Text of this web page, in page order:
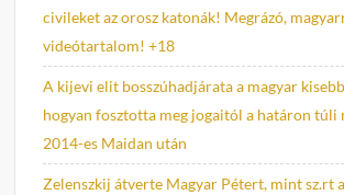
civileket az orosz katonák! Megrázó,
videótartalom! +18
A kijevi elit bosszúhadjárata a magyar
hogyan fosztotta meg jogaitól a határon túli
2014-es Maidan után
Zelenszkij átverte Magyar Pétert, mint sz.rt